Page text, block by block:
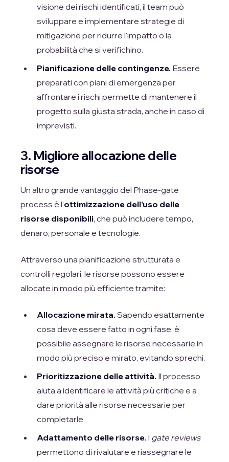
visione dei rischi identificati, il team può
sviluppare e implementare strategie di
mitigazione per ridurre l'impatto o la
probabilità che si verifichino.
Pianificazione delle contingenze. Essere
preparati con piani di emergenza per
affrontare i rischi permette di mantenere il
progetto sulla giusta strada, anche in caso di
imprevisti.
3. Migliore allocazione delle
risorse
Un altro grande vantaggio del Phase-gate
process è l'ottimizzazione dell'uso delle
risorse disponibili, che può includere tempo,
denaro, personale e tecnologie.
Attraverso una pianificazione strutturata e
controlli regolari, le risorse possono essere
allocate in modo più efficiente tramite:
Allocazione mirata. Sapendo esattamente
cosa deve essere fatto in ogni fase, è
possibile assegnare le risorse necessarie in
modo più preciso e mirato, evitando sprechi.
Prioritizzazione delle attività. Il processo
aiuta a identificare le attività più critiche e a
dare priorità alle risorse necessarie per
completarle.
Adattamento delle risorse. I gate reviews
permettono di rivalutare e riassegnare le